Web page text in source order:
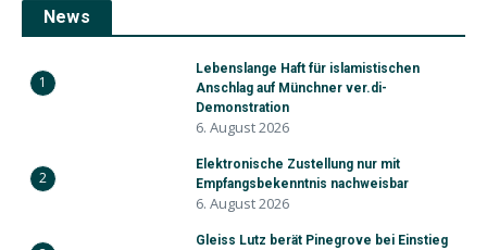
News
1
Lebenslange Haft für islamistischen
Anschlag auf Münchner ver.di-
Demonstration
6. August 2026
2
Elektronische Zustellung nur mit
Empfangsbekenntnis nachweisbar
6. August 2026
Gleiss Lutz berät Pinegrove bei Einstieg